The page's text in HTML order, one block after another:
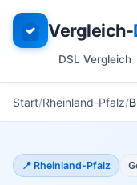
Vergleich-
DSL Vergleich
Start Rheinland-Pfalz
📍 Rheinland-Pfalz